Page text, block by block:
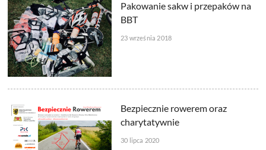
Pakowanie sakw i przepaków na
BBT
23 września 2018
Bezpiecznie rowerem oraz
charytatywnie
30 lipca 2020